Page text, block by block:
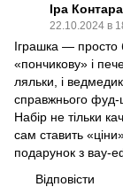
Іра Контара
22.10.2024 в
Іграшка —
«пончикову» і
ляльки, і
справжнього фуд-
Набір не тільки
сам ставить
подарунок з вау-
Відповісти